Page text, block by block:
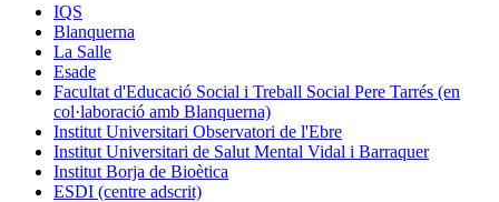
IQS
Blanquerna
La Salle
Esade
Facultat d'Educació Social i Treball Social Pere Tarrés (en
col·laboració amb Blanquerna)
Institut Universitari Observatori de l'Ebre
Institut Universitari de Salut Mental Vidal i Barraquer
Institut Borja de Bioètica
ESDI (centre adscrit)